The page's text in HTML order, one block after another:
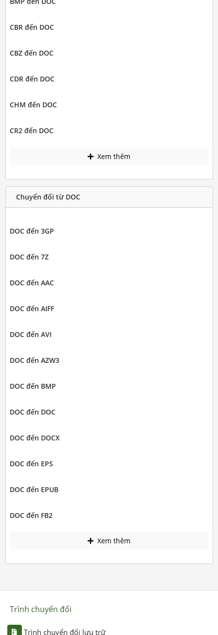
CBR đến DOC
CBZ đến DOC
CDR đến DOC
CHM đến DOC
CR2 đến DOC
Xem thêm
Chuyển đổi từ DOC
DOC đến 3GP
DOC đến 7Z
DOC đến AAC
DOC đến AIFF
DOC đến AVI
DOC đến AZW3
DOC đến BMP
DOC đến DOC
DOC đến DOCX
DOC đến EPS
DOC đến EPUB
DOC đến FB2
Xem thêm
Trình chuyển đổi
Trình chuyển đổi lưu trữ